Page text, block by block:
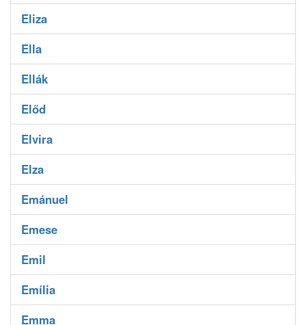
Eliza
Ella
Ellák
Előd
Elvira
Elza
Emánuel
Emese
Emil
Emília
Emma